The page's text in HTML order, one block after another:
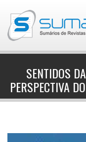
SENTIDOS
PERSPECTIVA